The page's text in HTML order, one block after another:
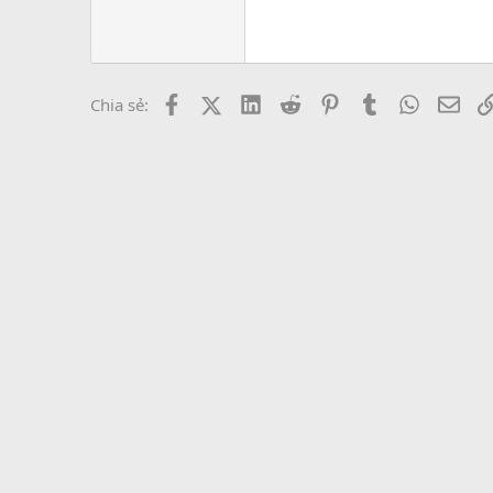
Chia sẻ: FacebookX (Twitter)
LinkedIn
Reddit PinterestTumblr